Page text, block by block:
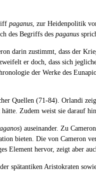
paganus , zur Heidenpolitik
des Begriffs des paganus
zustimmt, dass der
er doch, dass sich
der Werke des
Quellen (71-84). Orlandi
Zudem weist sie darauf
) auseinander. Zu
bieten. Die von Cameron
Element hervor, zeigt aber
Aristokraten